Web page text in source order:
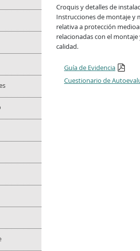
Croquis y detalles de
Instrucciones de montaje y
relativa a protección
relacionadas con el
calidad.
Guía de Evidencia
Cuestionario de